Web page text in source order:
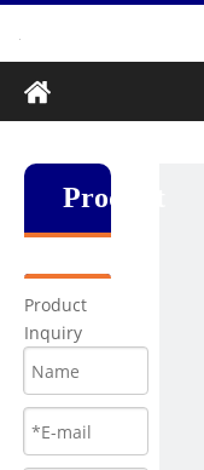
Produkt
Product
Inquiry